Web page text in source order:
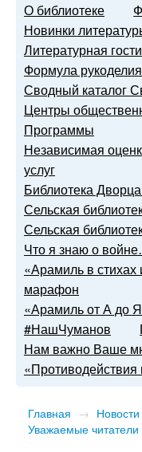
О библиотеке
Новинки
Литературная
Формула рукоделия
Сводный каталог
Центры
Программы
Независимая
услуг
Библиотека
Сельская
Сельская
Что я знаю о
«Арамиль в стихах
марафон
«Арамиль от А до
#НашЧуманов
Нам важно Ваше
Главная → Новости
​Уважаемые читатели